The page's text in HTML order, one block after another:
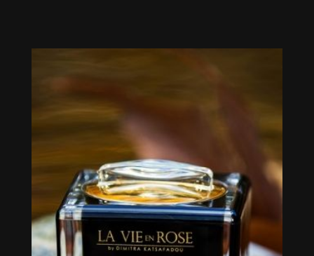
Black orchid 50ml